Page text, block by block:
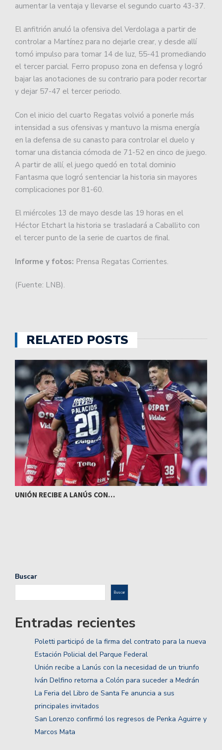
aumentar la ventaja y llevarse el segundo cuarto 43-37.
El anfitrión anuló la ofensiva del Verdolaga a partir de
controlar a Martínez para no dejarle crear, y desde allí
tomó impulso para tomar 14 de luz, 55-41 promediando
el tercer parcial. Ferro propuso zona en defensa y logró
bajar las anotaciones de su contrario para poder recortar
y dejar 57-47 el tercer periodo.
Con el inicio del cuarto Regatas volvió a ponerle más
intensidad a sus ofensivas y mantuvo la misma energía
en la defensa de su canasto para controlar el duelo y
tomar una distancia cómoda de 71-52 en cinco de juego.
A partir de allí, el juego quedó en total dominio
Fantasma que logró sentenciar la historia sin mayores
complicaciones por 81-60.
El miércoles 13 de mayo desde las 19 horas en el
Héctor Etchart la historia se trasladará a Caballito con
el tercer punto de la serie de cuartos de final.
Informe y fotos: Prensa Regatas Corrientes.
(Fuente: LNB).
RELATED POSTS
UNIÓN RECIBE A LANÚS CON…
Buscar
Buscar
Entradas recientes
Poletti participó de la firma del contrato para la nueva
Estación Policial del Parque Federal
Unión recibe a Lanús con la necesidad de un triunfo
Iván Delfino retorna a Colón para suceder a Medrán
La Feria del Libro de Santa Fe anuncia a sus
principales invitados
San Lorenzo confirmó los regresos de Penka Aguirre y
Marcos Mata